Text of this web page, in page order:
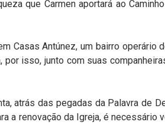
que Carmen aportará ao
Casas Antúnez, um bairro operário
isso, junto com suas
atrás das pegadas da Palavra de
a renovação da Igreja, é necessário